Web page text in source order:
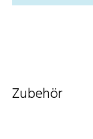
Zubehör